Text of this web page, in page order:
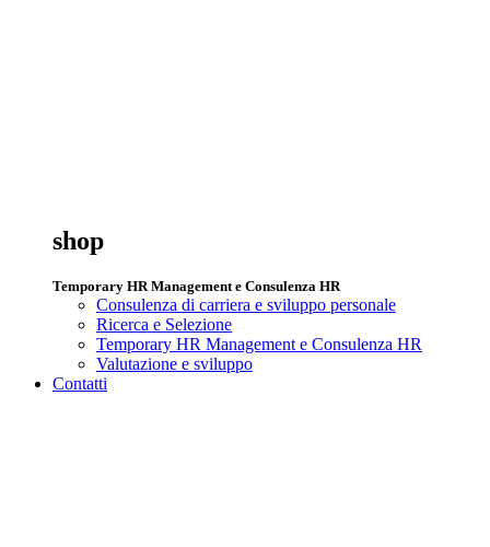
shop
Temporary HR Management e Consulenza HR
Consulenza di carriera e sviluppo personale
Ricerca e Selezione
Temporary HR Management e Consulenza HR
Valutazione e sviluppo
Contatti